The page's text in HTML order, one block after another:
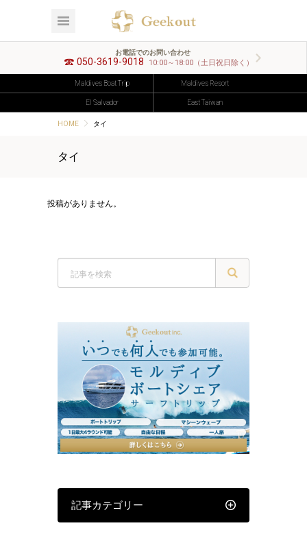
お電話でのお問い合わせ
050-3619-9018 10:00～18:00（土日祝日除く）
Maldives Boat Trip Maldives Resort
El Salvador East Taiwan
HOME タイ
タイ
投稿がありません。
記事カテゴリー